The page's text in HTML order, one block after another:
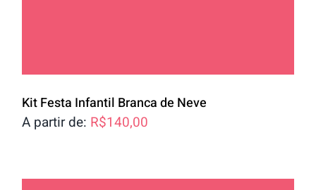
Kit Festa Infantil Branca de Neve
A partir de: R$140,00